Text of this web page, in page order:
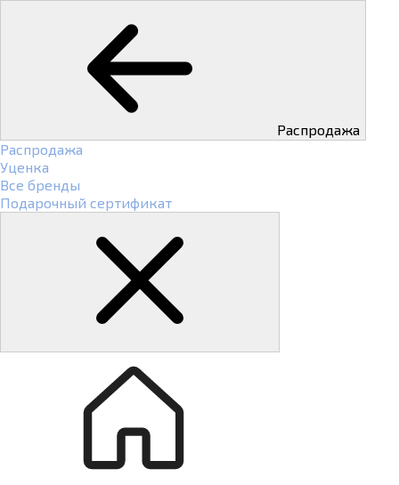
Распродажа
Распродажа
Уценка
Все бренды
Подарочный сертификат